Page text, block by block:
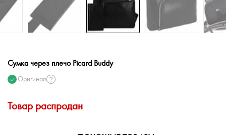
Сумка через плечо Picard Buddy
Оригинал
Товар распродан